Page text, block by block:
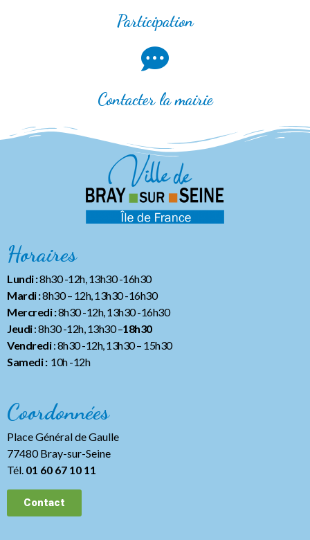
Participation
Contacter la mairie
Horaires
Lundi :8h30 -12h, 13h30 -16h30
Mardi :8h30 – 12h, 13h30 -16h30
Mercredi :8h30 -12h, 13h30 -16h30
Jeudi: 8h30 -12h, 13h30 –18h30
Vendredi: 8h30 -12h, 13h30– 15h30
Samedi :10h -12h
Coordonnées
Place Général de Gaulle
77480 Bray-sur-Seine
Tél. 01 60 67 10 11
Contact